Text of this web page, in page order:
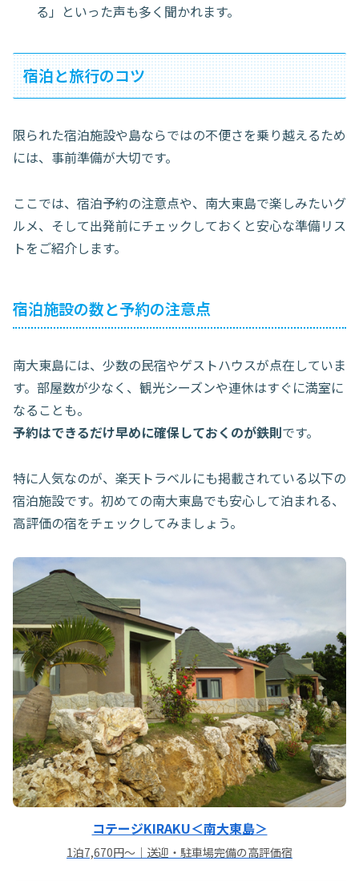
る」といった声も多く聞かれます。
宿泊と旅行のコツ
限られた宿泊施設や島ならではの不便さを乗り越えるため
には、事前準備が大切です。
ここでは、宿泊予約の注意点や、南大東島で楽しみたいグ
ルメ、そして出発前にチェックしておくと安心な準備リス
トをご紹介します。
宿泊施設の数と予約の注意点
南大東島には、少数の民宿やゲストハウスが点在していま
す。部屋数が少なく、観光シーズンや連休はすぐに満室に
なることも。
予約はできるだけ早めに確保しておくのが鉄則です。
特に人気なのが、楽天トラベルにも掲載されている以下の
宿泊施設です。初めての南大東島でも安心して泊まれる、
高評価の宿をチェックしてみましょう。
コテージKIRAKU＜南大東島＞
1泊7,670円〜｜送迎・駐車場完備の高評価宿